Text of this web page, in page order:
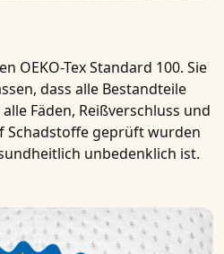
OEKO-Tex Standard 100. Sie
dass alle Bestandteile
Fäden, Reißverschluss und
Schadstoffe geprüft wurden
unbedenklich ist.